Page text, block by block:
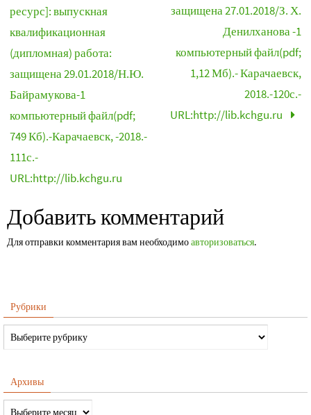
ресурс]: выпускная
квалификационная
(дипломная) работа:
защищена 29.01.2018/Н.Ю.
Байрамукова-1
компьютерный файл(pdf;
749 Кб).-Карачаевск, -2018.-
111с.-
URL:http://lib.kchgu.ru
защищена 27.01.2018/З. Х.
Денилханова -1
компьютерный файл(pdf;
1,12 Мб).- Карачаевск,
2018.-120с.-
URL:http://lib.kchgu.ru
Добавить комментарий
Для отправки комментария вам необходимоавторизоваться.
Рубрики
Архивы